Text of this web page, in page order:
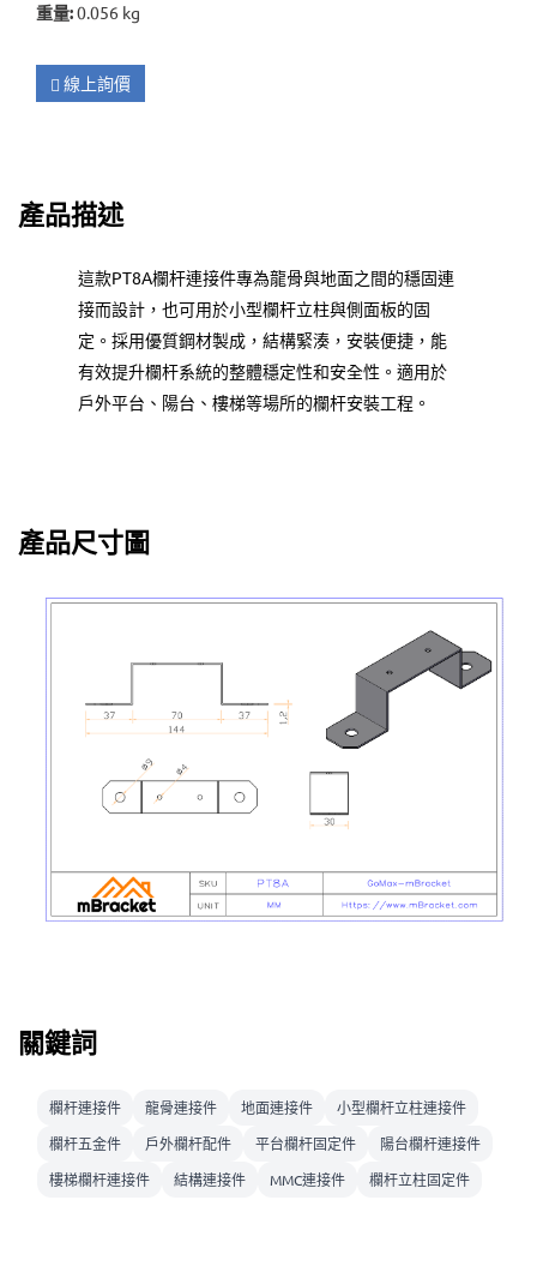
重量:0.056 kg
線上詢價
產品描述
這款PT8A欄杆連接件專為龍骨與地面之間的穩固連
接而設計，也可用於小型欄杆立柱與側面板的固
定。採用優質鋼材製成，結構緊湊，安裝便捷，能
有效提升欄杆系統的整體穩定性和安全性。適用於
戶外平台、陽台、樓梯等場所的欄杆安裝工程。
產品尺寸圖
關鍵詞
欄杆連接件 龍骨連接件 地面連接件
小型欄杆立柱連接件
欄杆五金件
戶外欄杆配件 平台欄杆固定件
陽台欄杆連接件
樓梯欄杆連接件
結構連接件 MMC連接件 欄杆立柱固定件